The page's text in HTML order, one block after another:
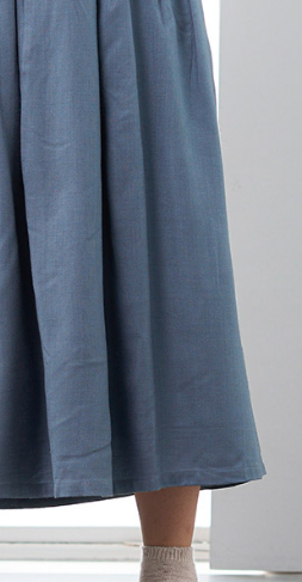
２．關於個人資料處理事宜，請瀏覽以下網址：
https://aftee.tw/terms/#terms3
３．未成年的使用者請事先徵得法定代理人或
「AFTEE先享後付」，若未經同意申辦者引起
任。
４．使用「AFTEE先享後付」時，將依據個別
即時審查核予不同之上限額度；若仍有額度不
結果請求用戶進行身份認證。
５．嚴禁一人註冊多個帳號或使用他人資訊註
形，恩沛科技股份有限公司將有權停止該用戶
動。
黑貓宅急便(包裹尺寸90cm以下)
每筆NT$140，滿NT$2,000(含以上)免運費